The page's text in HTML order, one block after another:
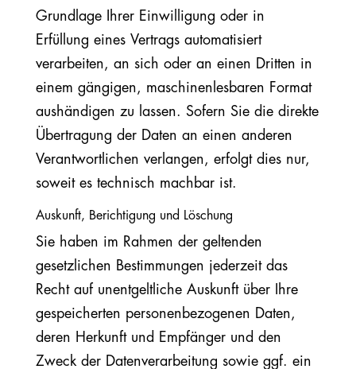
Grundlage Ihrer Einwilligung oder in
Erfüllung eines Vertrags automatisiert
verarbeiten, an sich oder an einen Dritten in
einem gängigen, maschinenlesbaren Format
aushändigen zu lassen. Sofern Sie die direkte
Übertragung der Daten an einen anderen
Verantwortlichen verlangen, erfolgt dies nur,
soweit es technisch machbar ist.
Auskunft, Berichtigung und Löschung
Sie haben im Rahmen der geltenden
gesetzlichen Bestimmungen jederzeit das
Recht auf unentgeltliche Auskunft über Ihre
gespeicherten personenbezogenen Daten,
deren Herkunft und Empfänger und den
Zweck der Datenverarbeitung sowie ggf. ein